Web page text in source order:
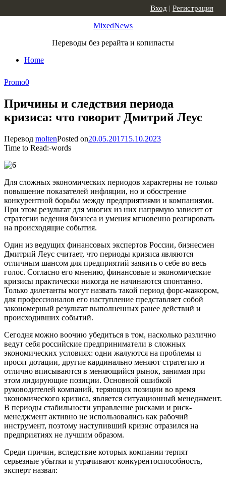
MixedNews
Переводы без рерайта и копипасты
Home
Вход | Регистрация
Promo0
Причины и следствия периода
кризиса: что говорит Дмитрий Леус
Перевод moltenPosted on20.05.201715.10.2023
Time to Read:-words
Для сложных экономических периодов характерны не только
повышение показателей инфляции, но и обострение
конкурентной борьбы между предприятиями и компаниями.
При этом результат для многих из них напрямую зависит от
стратегии ведения бизнеса и умения мгновенно реагировать
на происходящие события.
Один из ведущих финансовых экспертов России, бизнесмен
Дмитрий Леус считает, что периоды кризиса являются
отличным шансом для предприятий заявить о себе во весь
голос. Согласно его мнению, финансовые и экономические
кризисы практически никогда не начинаются спонтанно.
Только дилетанты могут назвать такой период форс-мажором,
для профессионалов его наступление представляет собой
закономерный результат выполненных ранее действий и
происходивших событий.
Сегодня можно воочию убедиться в том, насколько различно
ведут себя российские предприниматели в сложных
экономических условиях: одни жалуются на проблемы и
просят дотации, другие кардинально меняют стратегию и
отлично вписываются в меняющийся рынок, занимая при
этом лидирующие позиции. Основной ошибкой
руководителей компаний, теряющих позиции во время
экономического кризиса, является ситуационный менеджмент.
В периоды стабильности управление рисками и риск-
менеджмент активно не использовались как рабочий
инструмент, поэтому наступивший кризис отразился на
предприятиях не лучшим образом.
Среди причин, вследствие которых компании терпят
серьезные убытки и утрачивают конкурентоспособность,
эксперт назвал: